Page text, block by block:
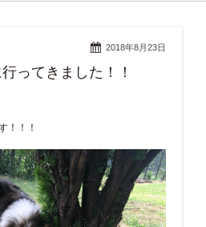
2018年8月23日
ってきました！！
！！！